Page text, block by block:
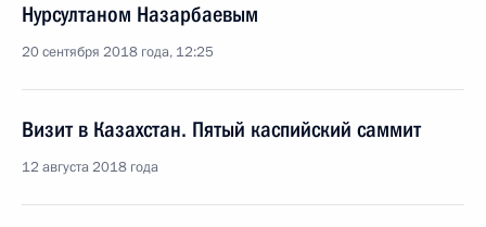
Нурсултаном Назарбаевым
20 сентября 2018 года, 12:25
Визит в Казахстан. Пятый каспийский саммит
12 августа 2018 года